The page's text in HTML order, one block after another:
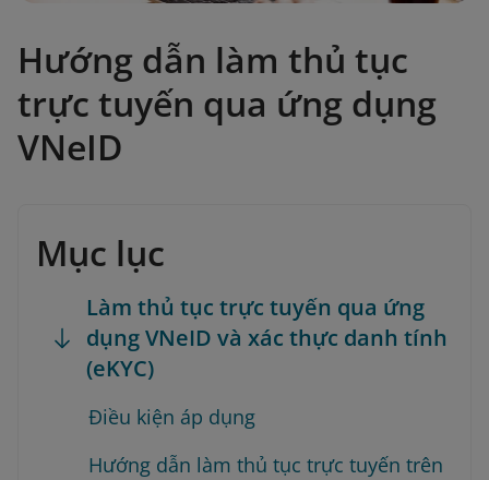
Hướng dẫn làm thủ tục
trực tuyến qua ứng dụng
VNeID
Mục lục
Làm thủ tục trực tuyến qua ứng
dụng VNeID và xác thực danh tính
(eKYC)
Điều kiện áp dụng
Hướng dẫn làm thủ tục trực tuyến trên